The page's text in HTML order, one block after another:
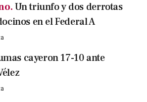
Un triunfo y dos derrotas
en el Federal A
cayeron 17-10 ante